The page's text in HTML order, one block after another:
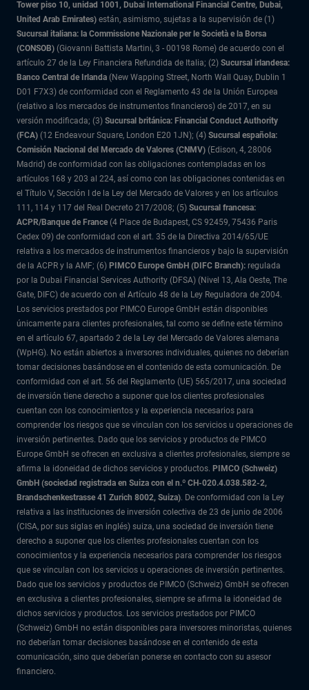
Tower piso 10, unidad 1001, Dubai International Financial Centre, Dubai,
United Arab Emirates) están, asimismo, sujetas a la supervisión de (1)
Sucursal italiana: la Commissione Nazionale per le Società e la Borsa
(CONSOB) (Giovanni Battista Martini, 3 - 00198 Rome) de acuerdo con el
artículo 27 de la Ley Financiera Refundida de Italia; (2) Sucursal irlandesa:
Banco Central de Irlanda (New Wapping Street, North Wall Quay, Dublin 1
D01 F7X3) de conformidad con el Reglamento 43 de la Unión Europea
(relativo a los mercados de instrumentos financieros) de 2017, en su
versión modificada; (3) Sucursal británica: Financial Conduct Authority
(FCA) (12 Endeavour Square, London E20 1JN); (4) Sucursal española:
Comisión Nacional del Mercado de Valores (CNMV) (Edison, 4, 28006
Madrid) de conformidad con las obligaciones contempladas en los
artículos 168 y 203 al 224, así como con las obligaciones contenidas en
el Título V, Sección I de la Ley del Mercado de Valores y en los artículos
111, 114 y 117 del Real Decreto 217/2008; (5) Sucursal francesa:
ACPR/Banque de France (4 Place de Budapest, CS 92459, 75436 Paris
Cedex 09) de conformidad con el art. 35 de la Directiva 2014/65/UE
relativa a los mercados de instrumentos financieros y bajo la supervisión
de la ACPR y la AMF; (6) PIMCO Europe GmbH (DIFC Branch): regulada
por la Dubai Financial Services Authority (DFSA) (Nivel 13, Ala Oeste, The
Gate, DIFC) de acuerdo con el Artículo 48 de la Ley Reguladora de 2004.
Los servicios prestados por PIMCO Europe GmbH están disponibles
únicamente para clientes profesionales, tal como se define este término
en el artículo 67, apartado 2 de la Ley del Mercado de Valores alemana
(WpHG). No están abiertos a inversores individuales, quienes no deberían
tomar decisiones basándose en el contenido de esta comunicación. De
conformidad con el art. 56 del Reglamento (UE) 565/2017, una sociedad
de inversión tiene derecho a suponer que los clientes profesionales
cuentan con los conocimientos y la experiencia necesarios para
comprender los riesgos que se vinculan con los servicios u operaciones de
inversión pertinentes. Dado que los servicios y productos de PIMCO
Europe GmbH se ofrecen en exclusiva a clientes profesionales, siempre se
afirma la idoneidad de dichos servicios y productos. PIMCO (Schweiz)
GmbH (sociedad registrada en Suiza con el n.º CH-020.4.038.582-2,
Brandschenkestrasse 41 Zurich 8002, Suiza). De conformidad con la Ley
relativa a las instituciones de inversión colectiva de 23 de junio de 2006
(CISA, por sus siglas en inglés) suiza, una sociedad de inversión tiene
derecho a suponer que los clientes profesionales cuentan con los
conocimientos y la experiencia necesarios para comprender los riesgos
que se vinculan con los servicios u operaciones de inversión pertinentes.
Dado que los servicios y productos de PIMCO (Schweiz) GmbH se ofrecen
en exclusiva a clientes profesionales, siempre se afirma la idoneidad de
dichos servicios y productos. Los servicios prestados por PIMCO
(Schweiz) GmbH no están disponibles para inversores minoristas, quienes
no deberían tomar decisiones basándose en el contenido de esta
comunicación, sino que deberían ponerse en contacto con su asesor
financiero.